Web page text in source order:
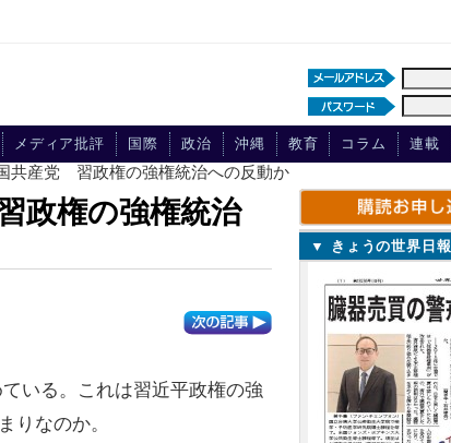
メディア批評 国際 政治 沖縄 教育 コラム 連載
共産党 習政権の強権統治への反動か
政権の強権統治
いる。これは習近平政権の強
りなのか。
▼ きょうの世界日報